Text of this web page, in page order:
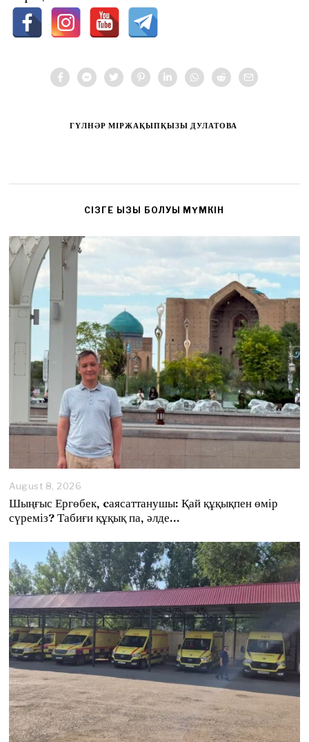
ГҮЛНӘР МІРЖАҚЫПҚЫЗЫ ДУЛАТОВА
CІЗГЕ ҚЫЗЫҚ БОЛУЫ МҮМКІН
August 8, 2026
u
g
u
t
8
,
2
0
2
6
Шыңғыс Ергөбек, cаясаттанушы: Қай құқықпен өмір
сүреміз? Табиғи құқық па, әлде…